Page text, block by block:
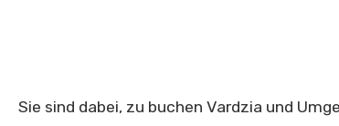
Sie sind dabei, zu buchen Vardzia und